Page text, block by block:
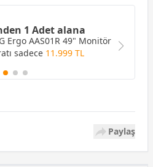
1 Adet alana
Ergo AAS01R 49" Monitör
sadece 11.999 TL
Paylaş